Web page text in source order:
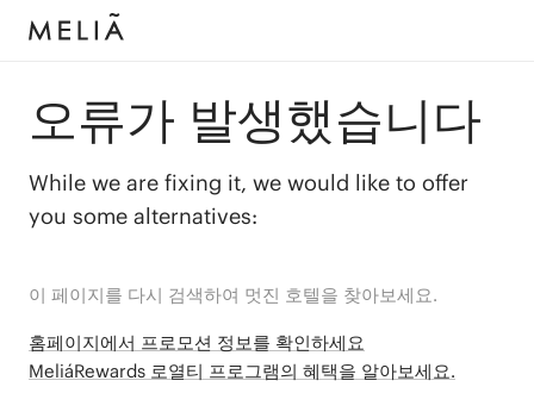
오류가 발생했습니다
While we are fixing it, we would like to offer
you some alternatives:
이 페이지를 다시 검색하여 멋진 호텔을 찾아보세요.
홈페이지에서 프로모션 정보를 확인하세요
MeliáRewards 로열티 프로그램의 혜택을 알아보세요.